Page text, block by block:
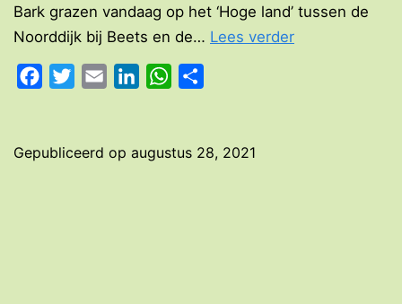
Bark grazen vandaag op het ‘Hoge land’ tussen de
Noorddijk bij Beets en de… Lees verderBlijft
FacebookTwitterEmail LinkedInWhatsApp
Gepubliceerd op augustus 28, 2021